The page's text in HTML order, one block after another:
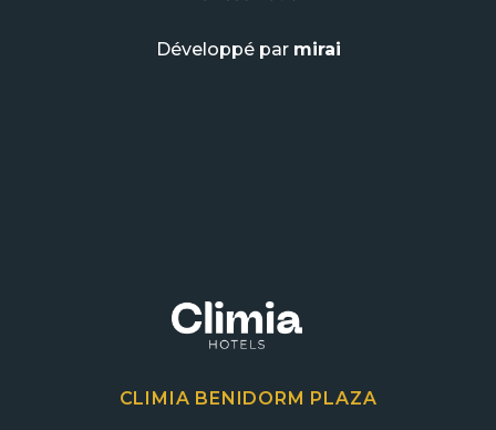
Développé par mirai
CLIMIA BENIDORM PLAZA